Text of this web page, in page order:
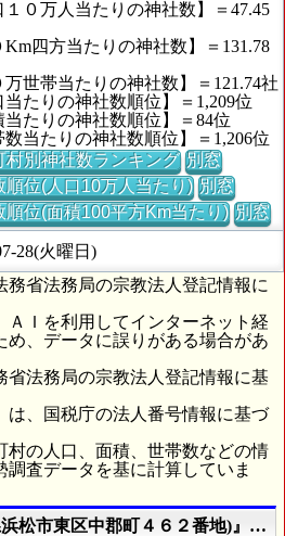
１０万人当たりの神社数】＝47.45
Km四方当たりの神社数】＝131.78
万世帯当たりの神社数】＝121.74社
当たりの神社数順位】＝1,209位
当たりの神社数順位】＝84位
数当たりの神社数順位】＝1,206位
村別神社数ランキング 別窓
順位(人口10万人当たり) 別窓
順位(面積100平方Km当たり) 別窓
28(火曜日)
務省法務局の宗教法人登記情報に
ＡＩを利用してインターネット経
め、データに誤りがある場合があ
省法務局の宗教法人登記情報に基
は、国税庁の法人番号情報に基づ
村の人口、面積、世帯数などの情
査データを基に計算していま
浜松市東区中郡町４６２番地)』の